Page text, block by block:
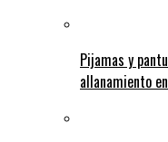
Pijamas y
allanamiento